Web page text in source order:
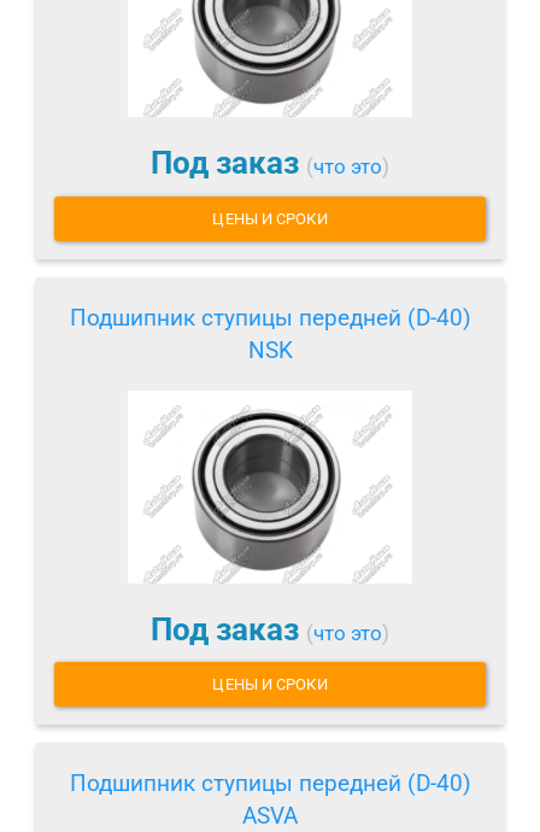
Под заказ (что это)
ЦЕНЫ И СРОКИ
Подшипник ступицы передней (D-40)
NSK
Под заказ (что это)
ЦЕНЫ И СРОКИ
Подшипник ступицы передней (D-40)
ASVA